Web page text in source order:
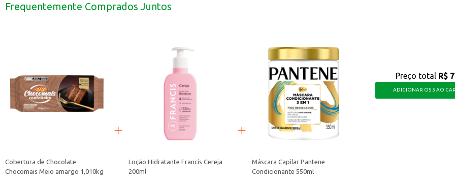
Dicas de Uso:
Frequentemente Comprados Juntos
Cobertura de Chocolate
Chocomais Meio amargo 1,010kg
Loção Hidratante Francis Cereja
200ml
Máscara Capilar Pantene
Condicionante 550ml
Preço total R$
ADICIONAR OS 3 AO